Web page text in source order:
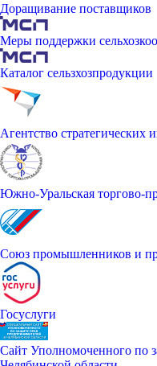
Доращивание поставщиков
Меры поддержки
Каталог сельзхозпродукции
Агентство стратегических
Южно-Уральская торгово-
Союз промышленников и
Госуслуги
Сайт Уполномоченного по